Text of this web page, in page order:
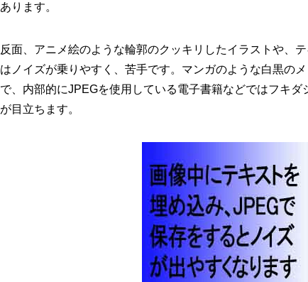
あります。
反面、アニメ絵のような輪郭のクッキリしたイラストや、
はノイズが乗りやすく、苦手です。マンガのような白黒の
で、内部的にJPEGを使用している電子書籍などではフキダ
が目立ちます。